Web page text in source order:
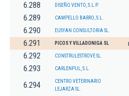
6.288 DISEÑO VENTO, S.L.P.
6.289 CAMPELLO BARRO, S.L.
6.290 EUSYAN CONSULTORIA SL.
6.291 PICOS Y VILLADONIGA SL
6.292 CONSTRULESTROVE SL.
6.293 CARLENPUL, S.L.
6.294
CENTRO VETERINARIO
LEJARZA SL.